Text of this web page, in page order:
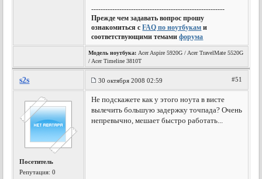
---------------------------------------------------------
Прежде чем задавать вопрос прошу
ознакомиться сFAQ по ноутбукам и
соответствующими темамифорума
Модель ноутбука: Acer Aspire 5920G / Acer TravelMate 5520G
/ Acer Timeline 3810T
s2s 30 октября 2008 02:59 #51
Посетитель
Репутация:0
Не подскажете как у этого ноута в висте
вылечить большую задержку точпада? Очень
непревычно, мешает быстро работать...